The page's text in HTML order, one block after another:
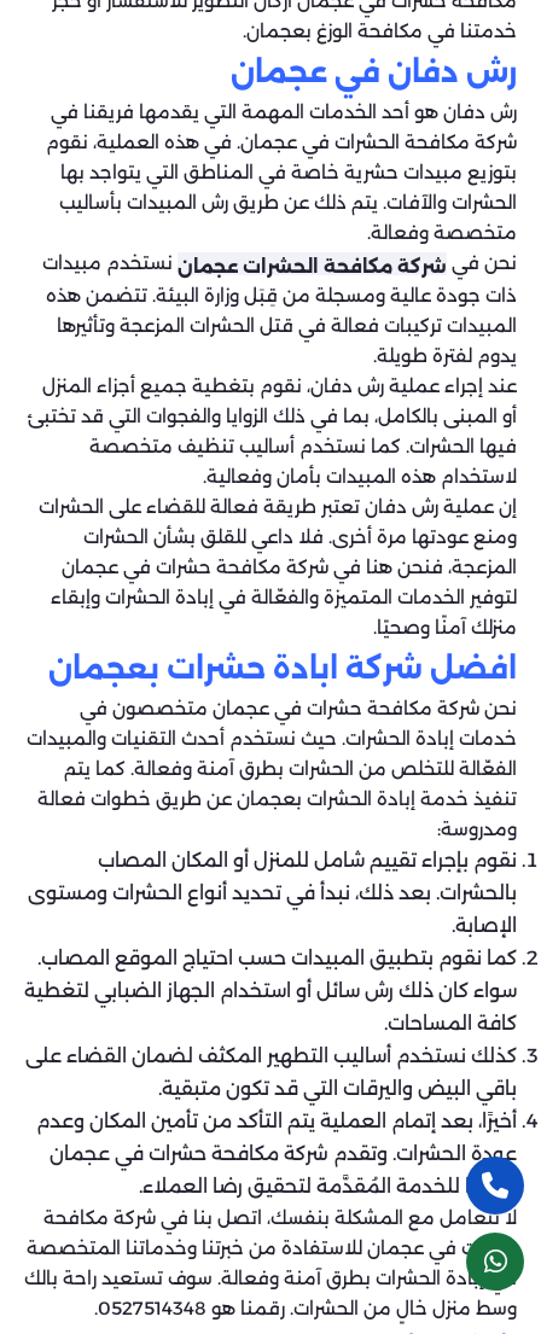
خدمتنا في مكافحة الوزغ بعجمان.
رش دفان في عجمان
رش دفان هو أحد الخدمات المهمة التي يقدمها فريقنا في
شركة مكافحة الحشرات في عجمان. في هذه العملية، نقوم
بتوزيع مبيدات حشرية خاصة في المناطق التي يتواجد بها
الحشرات والآفات. يتم ذلك عن طريق رش المبيدات بأساليب
متخصصة وفعالة.
نحن في شركة مكافحة الحشرات عجمان نستخدم مبيدات
ذات جودة عالية ومسجلة من قِبَل وزارة البيئة. تتضمن هذه
المبيدات تركيبات فعالة في قتل الحشرات المزعجة وتأثيرها
يدوم لفترة طويلة.
عند إجراء عملية رش دفان، نقوم بتغطية جميع أجزاء المنزل
أو المبنى بالكامل، بما في ذلك الزوايا والفجوات التي قد تختبئ
فيها الحشرات. كما نستخدم أساليب تنظيف متخصصة
لاستخدام هذه المبيدات بأمان وفعالية.
إن عملية رش دفان تعتبر طريقة فعالة للقضاء على الحشرات
ومنع عودتها مرة أخرى. فلا داعي للقلق بشأن الحشرات
المزعجة، فنحن هنا في شركة مكافحة حشرات في عجمان
لتوفير الخدمات المتميزة والفعّالة في إبادة الحشرات وإبقاء
منزلك آمنًا وصحيًا.
افضل شركة ابادة حشرات بعجمان
نحن شركة مكافحة حشرات في عجمان متخصصون في
خدمات إبادة الحشرات. حيث نستخدم أحدث التقنيات والمبيدات
الفعّالة للتخلص من الحشرات بطرق آمنة وفعالة. كما يتم
تنفيذ خدمة إبادة الحشرات بعجمان عن طريق خطوات فعالة
ومدروسة:
نقوم بإجراء تقييم شامل للمنزل أو المكان المصاب
بالحشرات. بعد ذلك، نبدأ في تحديد أنواع الحشرات ومستوى
الإصابة.
كما نقوم بتطبيق المبيدات حسب احتياج الموقع المصاب.
سواء كان ذلك رش سائل أو استخدام الجهاز الضبابي لتغطية
كافة المساحات.
كذلك نستخدم أساليب التطهير المكثف لضمان القضاء على
باقي البيض واليرقات التي قد تكون متبقية.
أخيرًا، بعد إتمام العملية يتم التأكد من تأمين المكان وعدم
عودة الحشرات. وتقدم شركة مكافحة حشرات في عجمان
ضمانًا للخدمة المُقدَّمة لتحقيق رضا العملاء.
لا تتعامل مع المشكلة بنفسك، اتصل بنا في شركة مكافحة
حشرات في عجمان للاستفادة من خبرتنا وخدماتنا المتخصصة
في إبادة الحشرات بطرق آمنة وفعالة. سوف تستعيد راحة بالك
وسط منزل خالٍ من الحشرات. رقمنا هو 0527514348.